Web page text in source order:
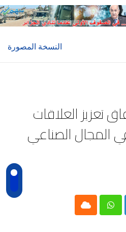
النسخة المصورة
تعزيز العلاقات
في المجال الصناعي
Whatsapp
Cloud